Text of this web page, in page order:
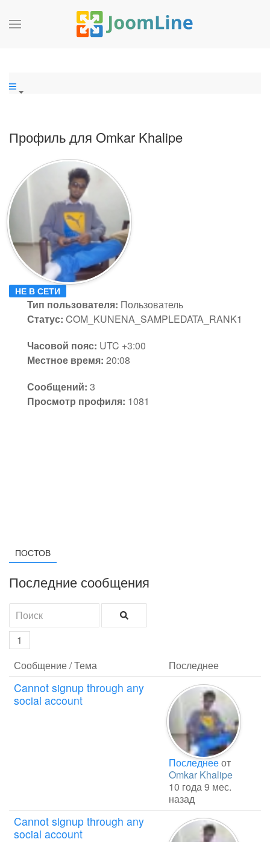
Профиль для Omkar Khalipe
НЕ В СЕТИ
Тип пользователя: Пользователь
Статус: COM_KUNENA_SAMPLEDATA_RANK1
Часовой пояс: UTC +3:00
Местное время: 20:08
Сообщений: 3
Просмотр профиля: 1081
ПОСТОВ
Последние сообщения
1
Сообщение / Тема
Последнее
Cannot signup through any
social account
Последнееот
Omkar Khalipe
10 года 9 мес.
назад
Cannot signup through any
social account